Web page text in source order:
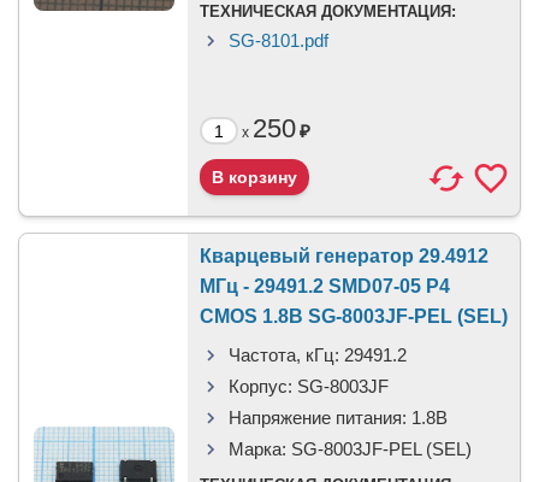
ТЕХНИЧЕСКАЯ ДОКУМЕНТАЦИЯ:
SG-8101.pdf
x 250₽
Кварцевый генератор 29.4912
МГц - 29491.2 SMD07-05 P4
CMOS 1.8В SG-8003JF-PEL (SEL)
Частота, кГц: 29491.2
Корпус: SG-8003JF
Напряжение питания: 1.8В
Марка: SG-8003JF-PEL (SEL)